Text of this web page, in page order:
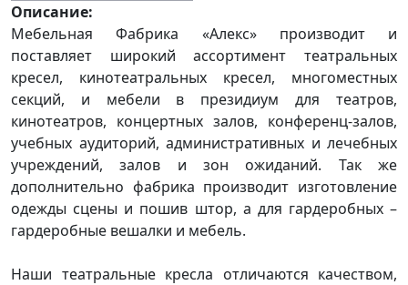
Описание:
Мебельная Фабрика «Алекс» производит и
поставляет широкий ассортимент театральных
кресел, кинотеатральных кресел, многоместных
секций, и мебели в президиум для театров,
кинотеатров, концертных залов, конференц-залов,
учебных аудиторий, административных и лечебных
учреждений, залов и зон ожиданий. Так же
дополнительно фабрика производит изготовление
одежды сцены и пошив штор, а для гардеробных –
гардеробные вешалки и мебель.
Наши театральные кресла отличаются качеством,